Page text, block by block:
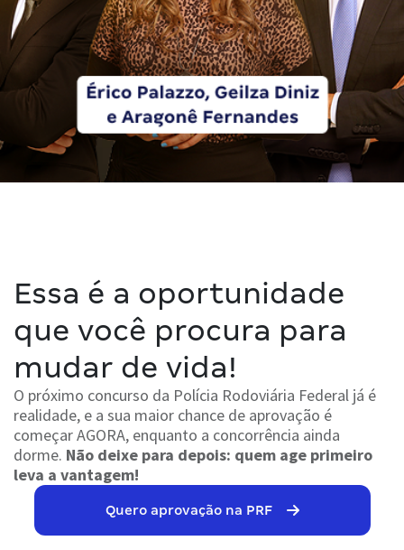
Essa é a oportunidade
que você procura para
mudar de vida!
O próximo concurso da Polícia Rodoviária Federal já é
realidade, e a sua maior chance de aprovação é
começar AGORA, enquanto a concorrência ainda
dorme. Não deixe para depois: quem age primeiro
leva a vantagem!
Quero aprovação na PRF